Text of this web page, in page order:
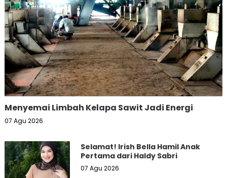
Menyemai Limbah Kelapa Sawit Jadi Energi
07 Agu 2026
Selamat! Irish Bella Hamil Anak
Pertama dari Haldy Sabri
07 Agu 2026